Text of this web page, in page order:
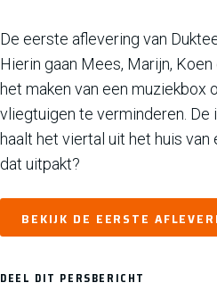
De eerste aflevering van
Hierin gaan Mees, Marijn,
het maken van een muziekbox
vliegtuigen te verminderen.
haalt het viertal uit het huis van
dat uitpakt?
BEKIJK DE EERSTE
DEEL DIT PERSBERICHT